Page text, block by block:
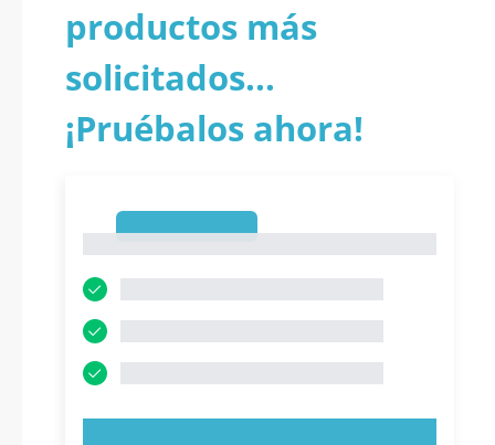
productos más
solicitados...
¡Pruébalos ahora!